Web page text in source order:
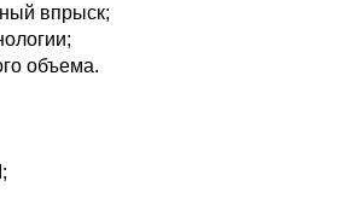
впрыск;
объема.